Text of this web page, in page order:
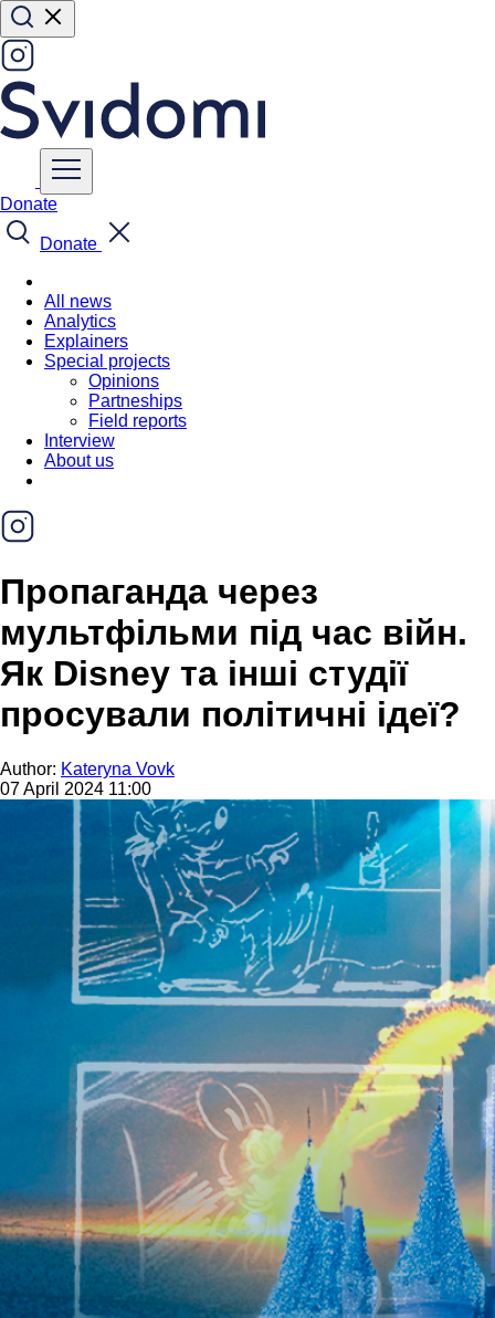
Donate
Donate
All news
Analytics
Explainers
Special projects
Opinions
Partneships
Field reports
Interview
About us
Пропаганда через
мультфільми під час війн.
Як Disney та інші студії
просували політичні ідеї?
Author: Kateryna Vovk
07 April 2024 11:00